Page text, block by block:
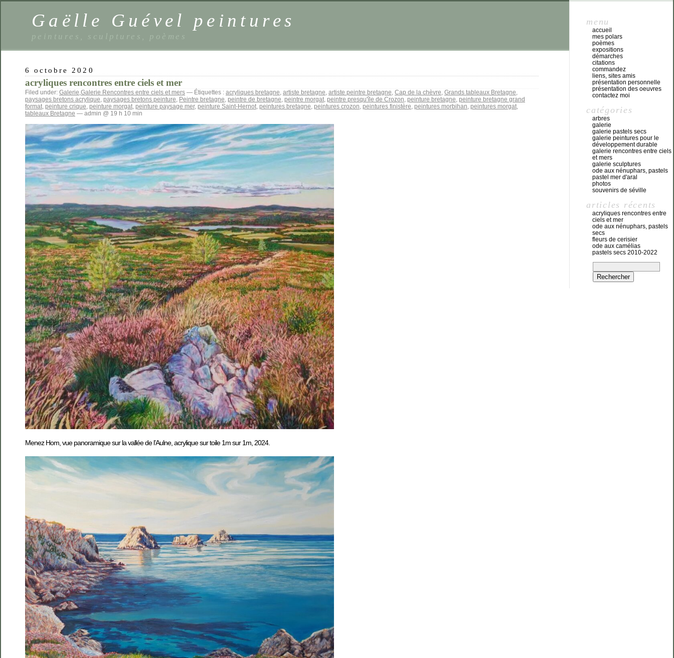
Gaëlle Guével peintures
peintures, sculptures, poèmes
6 octobre 2020
acryliques rencontres entre ciels et mer
Filed under: Galerie,Galerie Rencontres entre ciels et mers — Étiquettes : acryliques bretagne, artiste bretagne, artiste peintre bretagne, Cap de la chèvre, Grands tableaux Bretagne,
paysages bretons acrylique, paysages bretons peinture, Peintre bretagne, peintre de bretagne, peintre morgat, peintre presqu'île de Crozon, peinture bretagne, peinture bretagne grand
format, peinture crique, peinture morgat, peinture paysage mer, peinture Saint-Hernot, peintures bretagne, peintures crozon, peintures finistère, peintures morbihan, peintures morgat,
tableaux Bretagne — admin @ 19 h 10 min
Menez Hom, vue panoramique sur la vallée de l’Aulne, acrylique sur toile 1m sur 1m, 2024.
menu
accueil
mes polars
poèmes
expositions
démarches
citations
commandez
liens, sites amis
présentation personnelle
présentation des oeuvres
contactez moi
catégories
arbres
galerie
galerie pastels secs
galerie peintures pour le
développement durable
galerie rencontres entre ciels
et mers
galerie sculptures
ode aux nénuphars, pastels
pastel mer d'aral
photos
souvenirs de séville
articles récents
acryliques rencontres entre
ciels et mer
ode aux nénuphars, pastels
secs
fleurs de cerisier
ode aux camélias
pastels secs 2010-2022